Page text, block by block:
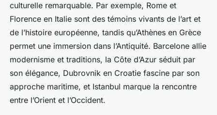
culturelle remarquable. Par exemple, Rome et
Florence en Italie sont des témoins vivants de l’art et
de l’histoire européenne, tandis qu’Athènes en Grèce
permet une immersion dans l’Antiquité. Barcelone allie
modernisme et traditions, la Côte d’Azur séduit par
son élégance, Dubrovnik en Croatie fascine par son
approche maritime, et Istanbul marque la rencontre
entre l’Orient et l’Occident.